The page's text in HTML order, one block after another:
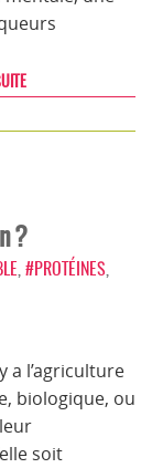
?
#PROTÉINES
a l’agriculture
biologique, ou
soit